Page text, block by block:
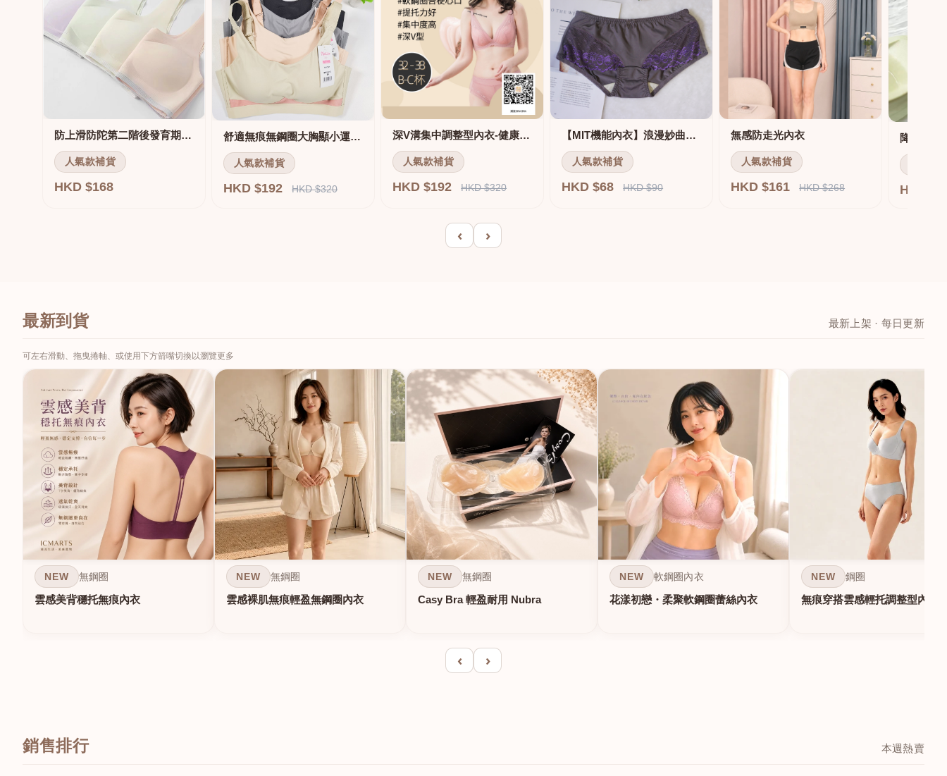
防上滑防陀第二階後發育期內衣
人氣款補貨
HKD $168
舒適無痕無鋼圈大胸顯小運動內衣
人氣款補貨
HKD $192 HKD $320
深V溝集中調整型內衣-健康軟鋼圈
人氣款補貨
HKD $192 HKD $320
【MIT機能內衣】浪漫妙曲機能調整內衣 配套內褲
人氣款補貨
HKD $68 HKD $90
無感防走光內衣
人氣款補貨
HKD $161 HKD $268 HKD
‹ ›
最新到貨 最新上架 · 每日更新
可左右滑動、拖曳捲軸、或使用下方箭嘴切換以瀏覽更多
NEW 無鋼圈
雲感美背穩托無痕內衣
NEW 無鋼圈
雲感裸肌無痕輕盈無鋼圈內衣
NEW 無鋼圈
Casy Bra 輕盈耐用 Nubra
NEW 軟鋼圈內衣
花漾初戀・柔聚軟鋼圈蕾絲內衣
NEW 鋼圈
無痕穿搭雲感輕托調整型內衣
‹ ›
銷售排行 本週熱賣